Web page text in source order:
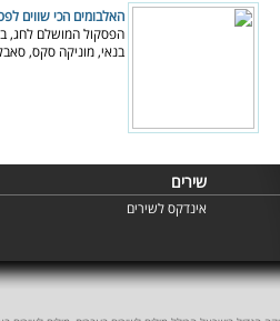
האלבומים הכי שווים
הפסקול המושלם לחג,
בנאי, מוניקה סקס,
שירים
אינדקס לשירים